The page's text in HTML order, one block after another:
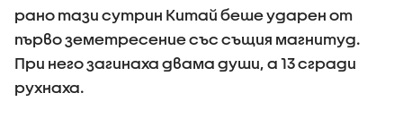
рано тази сутрин Китай беше ударен от
първо земетресение със същия магнитуд.
При него загинаха двама души, а 13 сгради
рухнаха.